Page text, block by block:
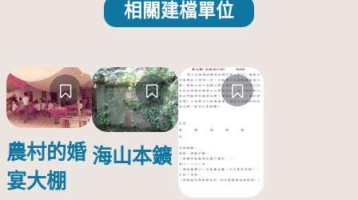
相關建檔單位
農村的婚
宴大棚
海山本鑛